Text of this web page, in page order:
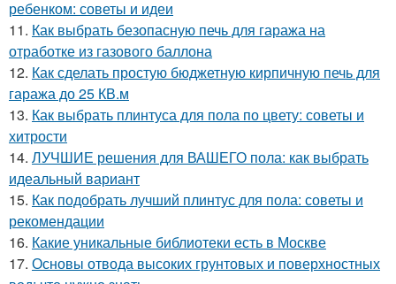
ребенком: советы и идеи
11. Как выбрать безопасную печь для гаража на
отработке из газового баллона
12. Как сделать простую бюджетную кирпичную печь для
гаража до 25 КВ.м
13. Как выбрать плинтуса для пола по цвету: советы и
хитрости
14. ЛУЧШИЕ решения для ВАШЕГО пола: как выбрать
идеальный вариант
15. Как подобрать лучший плинтус для пола: советы и
рекомендации
16. Какие уникальные библиотеки есть в Москве
17. Основы отвода высоких грунтовых и поверхностных